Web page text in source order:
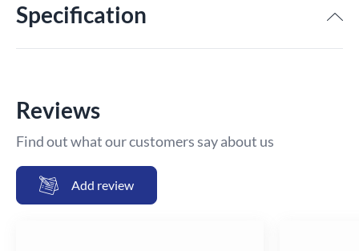
Specification
Reviews
Find out what our customers say about us
Add review